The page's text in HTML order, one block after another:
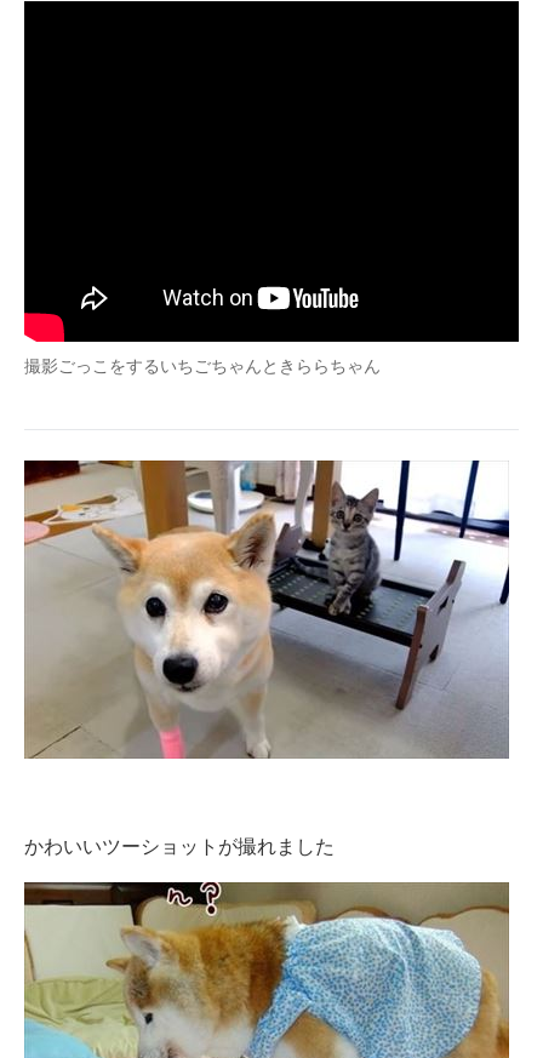
撮影ごっこをするいちごちゃんときららちゃん
かわいいツーショットが撮れました